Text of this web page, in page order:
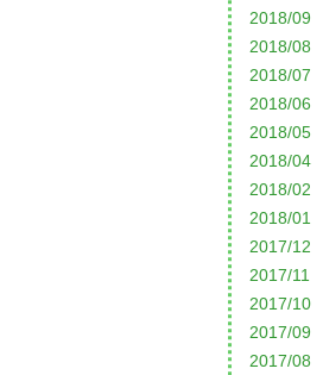
2018/09
2018/08
2018/07
2018/06
2018/05
2018/04
2018/02
2018/01
2017/12
2017/11
2017/10
2017/09
2017/08